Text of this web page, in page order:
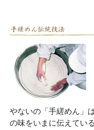
やないの「手縒めん」
の味をいまに伝えている